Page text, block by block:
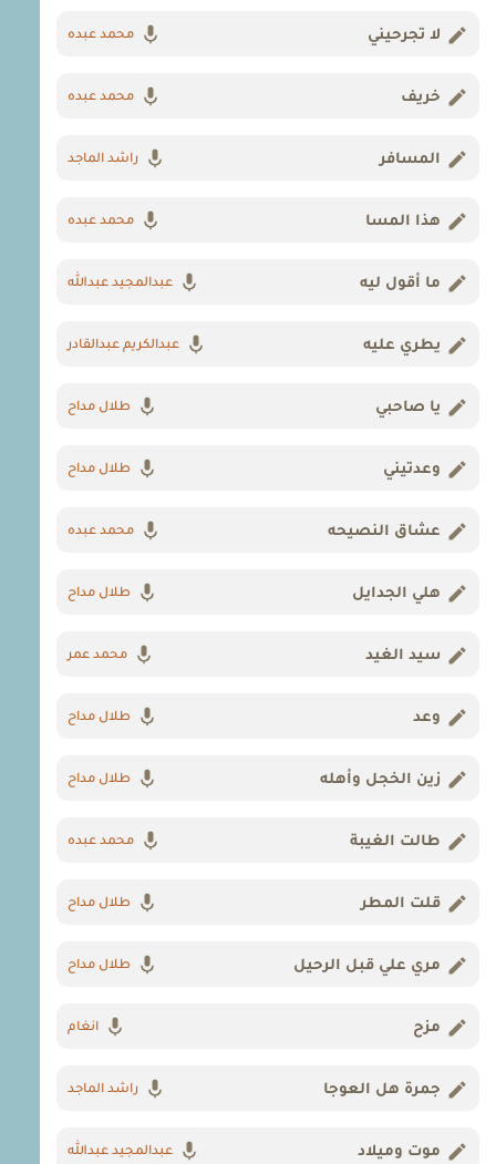
لا تجرحيني محمد عبده
خريف محمد عبده
المسافر راشد الماجد
هذا المسا محمد عبده
ما أقول ليه عبدالمجيد عبدالله
يطري عليه عبدالكريم عبدالقادر
يا صاحبي طلال مداح
وعدتيني طلال مداح
عشاق النصيحه محمد عبده
هلي الجدايل طلال مداح
سيد الغيد محمد عمر
وعد طلال مداح
زين الخجل وأهله طلال مداح
طالت الغيبة محمد عبده
قلت المطر طلال مداح
مري علي قبل الرحيل طلال مداح
مزح انغام
جمرة هل العوجا راشد الماجد
موت وميلاد عبدالمجيد عبدالله